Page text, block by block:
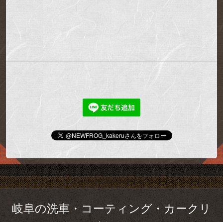
岐阜の洗車・コーティング・カークリ